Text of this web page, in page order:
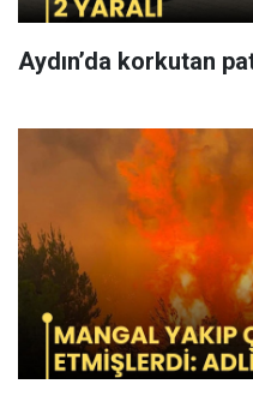
Aydın’da korkutan